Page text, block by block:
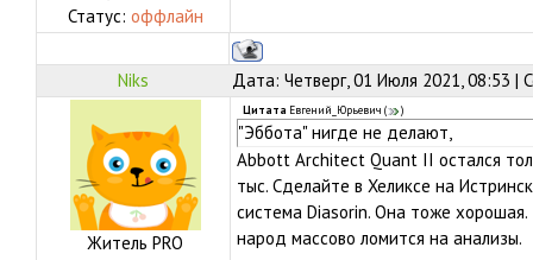
Статус: оффлайн
Niks Дата: Четверг, 01 Июля 2021, 08:53 |
Житель PRO
Цитата Евгений_Юрьевич ( )
"Эббота" нигде не делают,
Abbott Architect Quant II остался
тыс. Сделайте в Хеликсе на
система Diasorin. Она тоже хорошая.
народ массово ломится на анализы.